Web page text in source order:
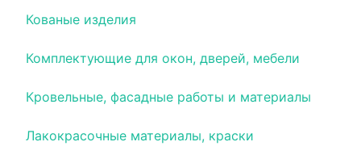
Кованые изделия
Комплектующие для окон, дверей, мебели
Кровельные, фасадные работы и материалы
Лакокрасочные материалы, краски